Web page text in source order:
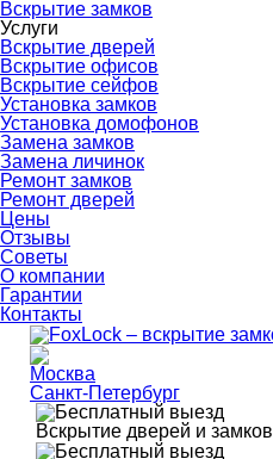
Вскрытие замков
Услуги
Вскрытие дверей
Вскрытие офисов
Вскрытие сейфов
Установка замков
Установка домофонов
Замена замков
Замена личинок
Ремонт замков
Ремонт дверей
Цены
Отзывы
Советы
О компании
Гарантии
Контакты
Москва
Санкт-Петербург
Вскрытие дверей и замков